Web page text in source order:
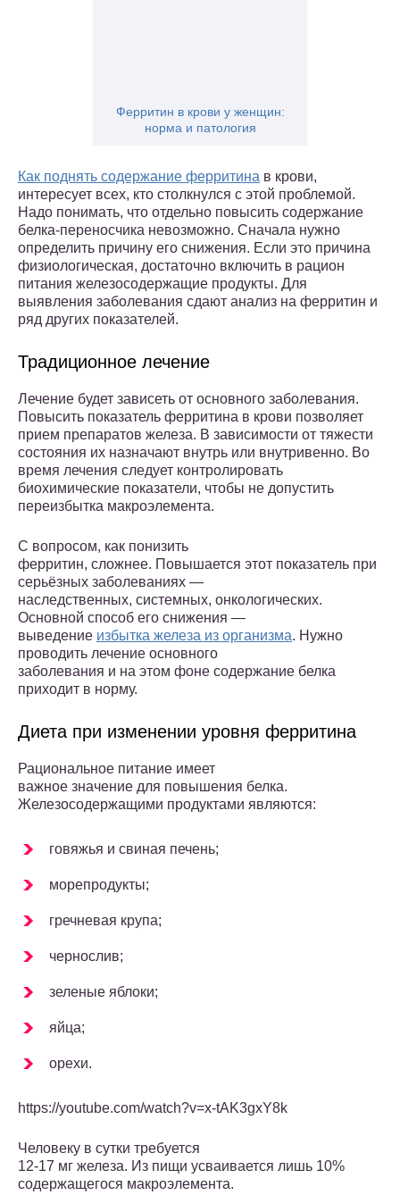
Ферритин в крови у женщин:
норма и патология
Как поднять содержание ферритина в крови,
интересует всех, кто столкнулся с этой проблемой.
Надо понимать, что отдельно повысить содержание
белка-переносчика невозможно. Сначала нужно
определить причину его снижения. Если это причина
физиологическая, достаточно включить в рацион
питания железосодержащие продукты. Для
выявления заболевания сдают анализ на ферритин и
ряд других показателей.
Традиционное лечение
Лечение будет зависеть от основного заболевания.
Повысить показатель ферритина в крови позволяет
прием препаратов железа. В зависимости от тяжести
состояния их назначают внутрь или внутривенно. Во
время лечения следует контролировать
биохимические показатели, чтобы не допустить
переизбытка макроэлемента.
С вопросом, как понизить
ферритин, сложнее. Повышается этот показатель при
серьёзных заболеваниях —
наследственных, системных, онкологических.
Основной способ его снижения —
выведение избытка железа из организма. Нужно
проводить лечение основного
заболевания и на этом фоне содержание белка
приходит в норму.
Диета при изменении уровня ферритина
Рациональное питание имеет
важное значение для повышения белка.
Железосодержащими продуктами являются:
говяжья и свиная печень;
морепродукты;
гречневая крупа;
чернослив;
зеленые яблоки;
яйца;
орехи.
https://youtube.com/watch?v=x-tAK3gxY8k
Человеку в сутки требуется
12-17 мг железа. Из пищи усваивается лишь 10%
содержащегося макроэлемента.